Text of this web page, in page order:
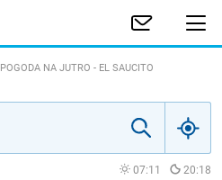
POGODA NA JUTRO - EL SAUCITO
07:11 20:18